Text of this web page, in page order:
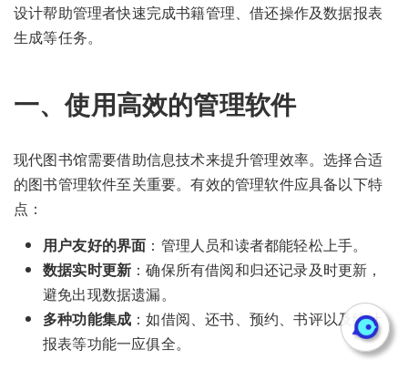
设计帮助管理者快速完成书籍管理、借还操作及数据报表
生成等任务。
一、使用高效的管理软件
现代图书馆需要借助信息技术来提升管理效率。选择合适
的图书管理软件至关重要。有效的管理软件应具备以下特
点：
用户友好的界面 ：管理人员和读者都能轻松上手。
数据实时更新 ：确保所有借阅和归还记录及时更新，
避免出现数据遗漏。
多种功能集成 ：如借阅、还书、预约、书评以及统计
报表等功能一应俱全。